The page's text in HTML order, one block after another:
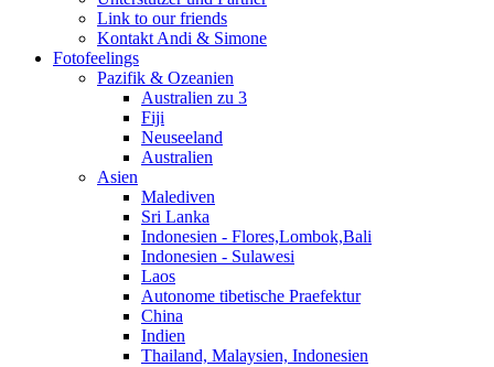
Link to our friends
Kontakt Andi & Simone
Fotofeelings
Pazifik & Ozeanien
Australien zu 3
Fiji
Neuseeland
Australien
Asien
Malediven
Sri Lanka
Indonesien - Flores,Lombok,Bali
Indonesien - Sulawesi
Laos
Autonome tibetische Praefektur
China
Indien
Thailand, Malaysien, Indonesien